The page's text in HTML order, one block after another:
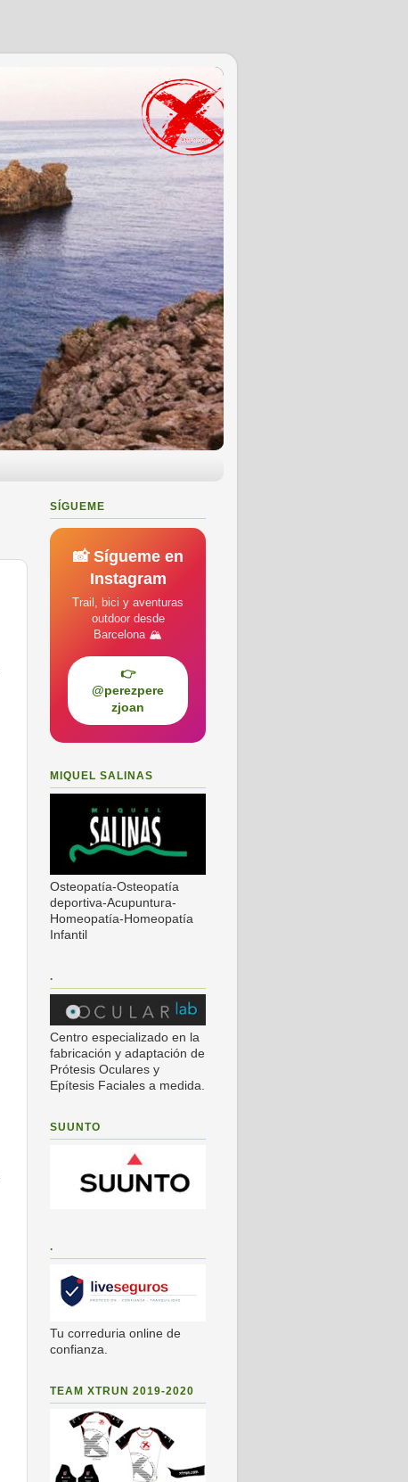
SÍGUEME
📸 Sígueme en
Instagram
Trail, bici y aventuras
outdoor desde
Barcelona 🏔️
👉
@perezpere
zjoan
MIQUEL SALINAS
Osteopatía-Osteopatía
deportiva-Acupuntura-
Homeopatía-Homeopatía
Infantil
.
Centro especializado en la
fabricación y adaptación de
Prótesis Oculares y
Epítesis Faciales a medida.
SUUNTO
.
Tu correduria online de
confianza.
TEAM XTRUN 2019-2020